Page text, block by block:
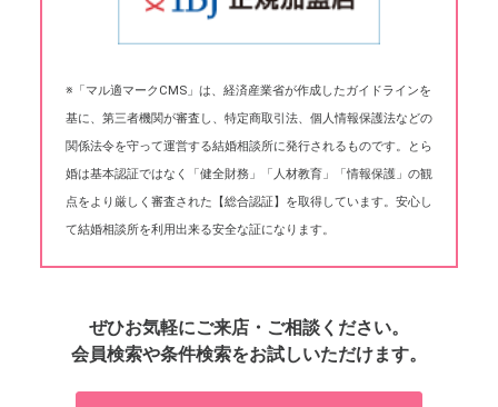
※「マル適マークCMS」は、経済産業省が作成したガイドラインを
基に、第三者機関が審査し、特定商取引法、個人情報保護法などの
関係法令を守って運営する結婚相談所に発行されるものです。とら
婚は基本認証ではなく「健全財務」「人材教育」「情報保護」の観
点をより厳しく審査された【総合認証】を取得しています。安心し
て結婚相談所を利用出来る安全な証になります。
ぜひお気軽にご来店・ご相談ください。
会員検索や条件検索をお試しいただけます。